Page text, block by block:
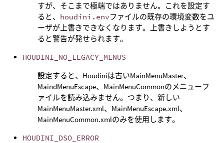
すが、そこまで極端ではありません。これを設定す
ると、 houdini.envファイルの既存の環境変数をユ
ーザが上書きできなくなります。上書きしようとす
ると警告が発せられます。
HOUDINI_NO_LEGACY_MENUS
設定すると、Houdiniは古いMainMenuMaster、
MaindMenuEscape、MainMenuCommonのメニューフ
ァイルを読み込みません。つまり、新しい
MainMenuMaster.xml、MainMenuEscape.xml、
MainMenuCommon.xmlのみを使用します。
HOUDINI_DSO_ERROR